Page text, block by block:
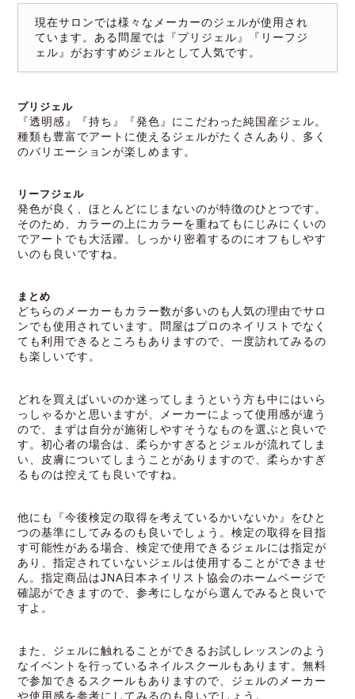
現在サロンでは様々なメーカーのジェルが使用され
ています。ある問屋では『プリジェル』『リーフジ
ェル』がおすすめジェルとして人気です。
プリジェル
『透明感』『持ち』『発色』にこだわった純国産ジェル。
種類も豊富でアートに使えるジェルがたくさんあり、多く
のバリエーションが楽しめます。
リーフジェル
発色が良く、ほとんどにじまないのが特徴のひとつです。
そのため、カラーの上にカラーを重ねてもにじみにくいの
でアートでも大活躍。しっかり密着するのにオフもしやす
いのも良いですね。
まとめ
どちらのメーカーもカラー数が多いのも人気の理由でサロ
ンでも使用されています。問屋はプロのネイリストでなく
ても利用できるところもありますので、一度訪れてみるの
も楽しいです。
どれを買えばいいのか迷ってしまうという方も中にはいら
っしゃるかと思いますが、メーカーによって使用感が違う
ので、まずは自分が施術しやすそうなものを選ぶと良いで
す。初心者の場合は、柔らかすぎるとジェルが流れてしま
い、皮膚についてしまうことがありますので、柔らかすぎ
るものは控えても良いですね。
他にも『今後検定の取得を考えているかいないか』をひと
つの基準にしてみるのも良いでしょう。検定の取得を目指
す可能性がある場合、検定で使用できるジェルには指定が
あり、指定されていないジェルは使用することができませ
ん。指定商品はJNA日本ネイリスト協会のホームページで
確認ができますので、参考にしながら選んでみると良いで
すよ。
また、ジェルに触れることができるお試しレッスンのよう
なイベントを行っているネイルスクールもあります。無料
で参加できるスクールもありますので、ジェルのメーカー
や使用感を参考にしてみるのも良いでしょう。